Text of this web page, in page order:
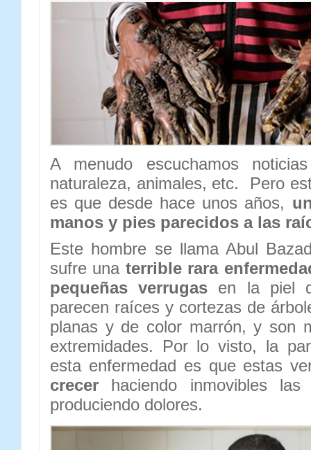
A menudo escuchamos
naturaleza, animales, etc. Pero
es que desde hace unos años,
manos y pies parecidos a las
Este hombre se llama Abul
sufre una terrible rara
pequeñas verrugas en la piel
parecen raíces y cortezas de
planas y de color marrón, y son
extremidades. Por lo visto, la
esta enfermedad es que estas
crecer haciendo inmovibles
produciendo dolores.